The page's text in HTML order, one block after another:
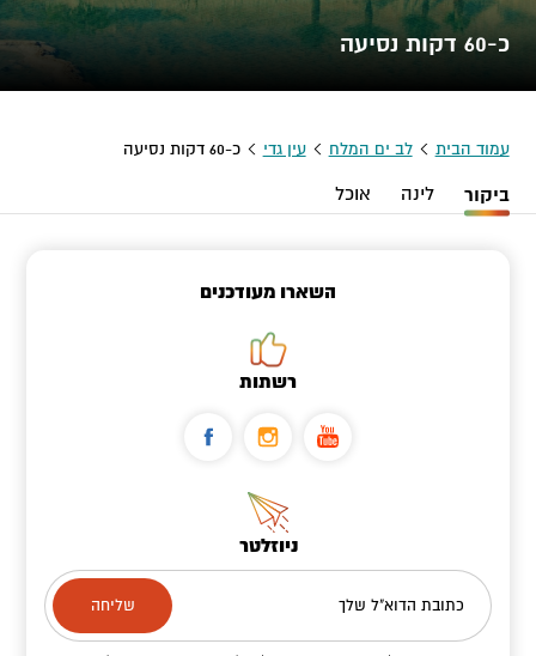
כ-60 דקות נסיעה
עמוד הבית לב ים המלח עין גדי כ-60 דקות נסיעה
ביקור לינה אוכל
השארו מעודכנים
רשתות
ניוזלטר
כתובת הדוא"ל שלך